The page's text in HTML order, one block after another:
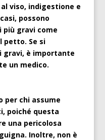
viso, indigestione e
possono
gravi come
petto. Se si
è importante
un medico.
per chi assume
poiché questa
una pericolosa
Inoltre, non è